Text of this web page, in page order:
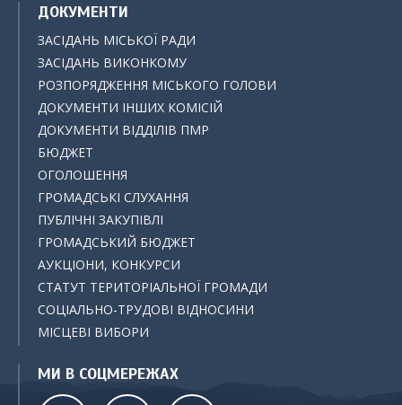
ДОКУМЕНТИ
ЗАСІДАНЬ МІСЬКОЇ РАДИ
ЗАСІДАНЬ ВИКОНКОМУ
РОЗПОРЯДЖЕННЯ МІСЬКОГО ГОЛОВИ
ДОКУМЕНТИ ІНШИХ КОМІСІЙ
ДОКУМЕНТИ ВІДДІЛІВ ПМР
БЮДЖЕТ
ОГОЛОШЕННЯ
ГРОМАДСЬКІ СЛУХАННЯ
ПУБЛІЧНІ ЗАКУПІВЛІ
ГРОМАДСЬКИЙ БЮДЖЕТ
АУКЦІОНИ, КОНКУРСИ
СТАТУТ ТЕРИТОРІАЛЬНОЇ ГРОМАДИ
СОЦІАЛЬНО-ТРУДОВІ ВІДНОСИНИ
МІСЦЕВІ ВИБОРИ
МИ В СОЦМЕРЕЖАХ